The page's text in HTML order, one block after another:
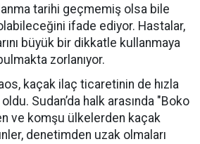
tarihi geçmemiş olsa bile
ifade ediyor. Hastalar,
büyük bir dikkatle kullanmaya
zorlanıyor.
kaçak ilaç ticaretinin de hızla
Sudan’da halk arasında "Boko
ve komşu ülkelerden kaçak
denetimden uzak olmaları